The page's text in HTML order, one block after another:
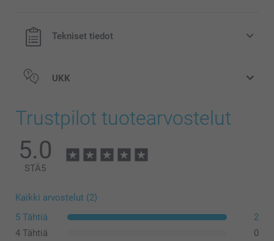
Tekniset tiedot
UKK
Trustpilot tuotearvostelut
5.0
STÄ5
Kaikki arvostelut (2)
5 Tähtiä
2
4 Tähtiä
0